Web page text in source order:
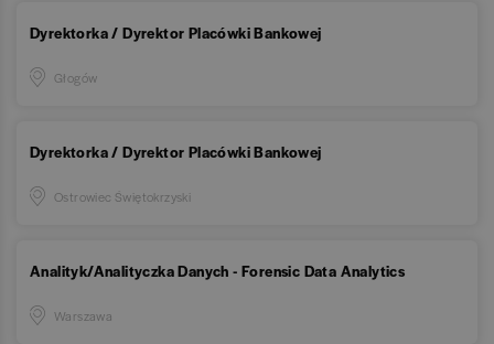
Dyrektorka / Dyrektor Placówki Bankowej
Głogów
Dyrektorka / Dyrektor Placówki Bankowej
Ostrowiec Świętokrzyski
Analityk/Analityczka Danych - Forensic Data Analytics
Warszawa